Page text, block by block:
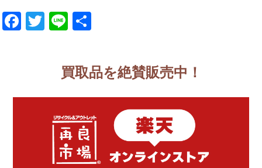
Facebook
Twitter
Line
買取品を絶賛販売中！